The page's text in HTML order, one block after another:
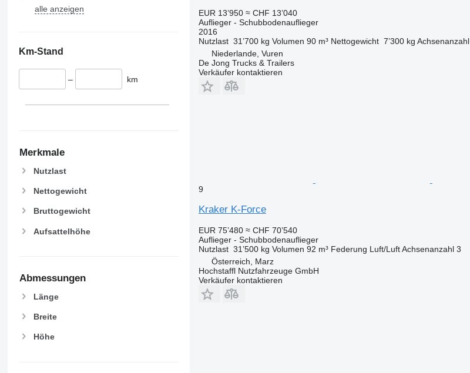
alle anzeigen
Km-Stand
– km
Merkmale
Nutzlast
Nettogewicht
Bruttogewicht
Aufsattelhöhe
Abmessungen
Länge
Breite
Höhe
EUR 13’950 ≈ CHF 13’040
Auflieger - Schubbodenauflieger
2016
Nutzlast 31’700 kg Volumen 90 m³ Nettogewicht 7’300 kg Achsenanzahl
Niederlande, Vuren
De Jong Trucks & Trailers
Verkäufer kontaktieren
9
Kraker K-Force
EUR 75’480 ≈ CHF 70’540
Auflieger - Schubbodenauflieger
Nutzlast 31’500 kg Volumen 92 m³ Federung Luft/Luft Achsenanzahl 3
Österreich, Marz
Hochstaffl Nutzfahrzeuge GmbH
Verkäufer kontaktieren